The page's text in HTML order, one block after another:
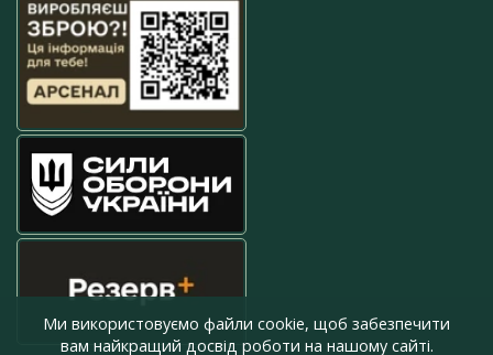
Ми використовуємо файли cookie, щоб забезпечити
вам найкращий досвід роботи на нашому сайті.